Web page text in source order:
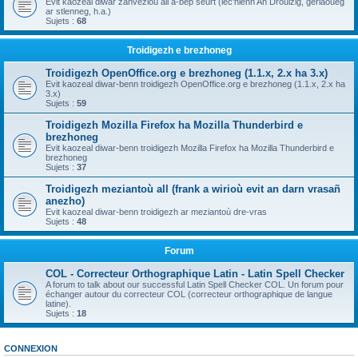
ar stlenneg, h.a.)
Sujets : 68
Troidigezh e brezhoneg
Troidigezh OpenOffice.org e brezhoneg (1.1.x, 2.x ha 3.x)
Evit kaozeal diwar-benn troidigezh OpenOffice.org e brezhoneg (1.1.x, 2.x ha
3.x)
Sujets : 59
Troidigezh Mozilla Firefox ha Mozilla Thunderbird e
brezhoneg
Evit kaozeal diwar-benn troidigezh Mozilla Firefox ha Mozilla Thunderbird e
brezhoneg
Sujets : 37
Troidigezh meziantoù all (frank a wirioù evit an darn vrasañ
anezho)
Evit kaozeal diwar-benn troidigezh ar meziantoù dre-vras
Sujets : 48
Forum
COL - Correcteur Orthographique Latin - Latin Spell Checker
A forum to talk about our successful Latin Spell Checker COL. Un forum pour
échanger autour du correcteur COL (correcteur orthographique de langue
latine).
Sujets : 18
CONNEXION